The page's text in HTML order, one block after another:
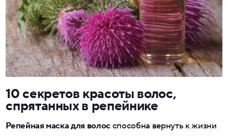
10 секретов красоты волос,
спрятанных в репейнике
Репейная маска для волосспособна вернуть к жизни